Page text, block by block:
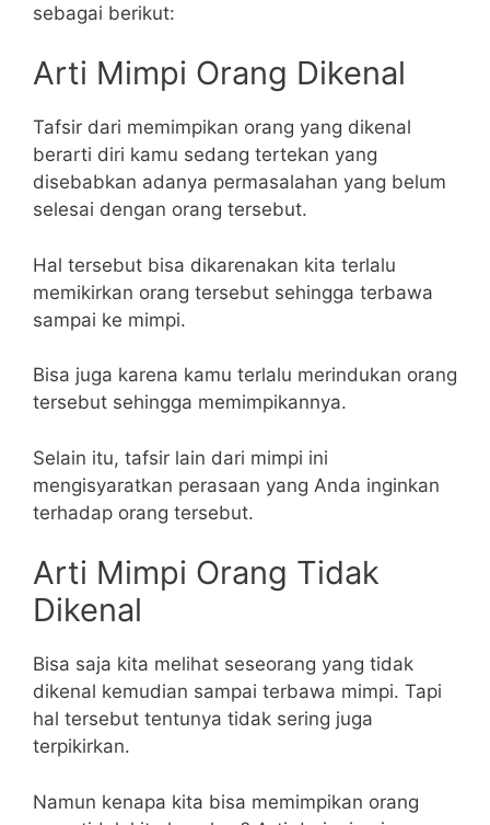
sebagai berikut:
Arti Mimpi Orang Dikenal
Tafsir dari memimpikan orang yang dikenal
berarti diri kamu sedang tertekan yang
disebabkan adanya permasalahan yang belum
selesai dengan orang tersebut.
Hal tersebut bisa dikarenakan kita terlalu
memikirkan orang tersebut sehingga terbawa
sampai ke mimpi.
Bisa juga karena kamu terlalu merindukan orang
tersebut sehingga memimpikannya.
Selain itu, tafsir lain dari mimpi ini
mengisyaratkan perasaan yang Anda inginkan
terhadap orang tersebut.
Arti Mimpi Orang Tidak
Dikenal
Bisa saja kita melihat seseorang yang tidak
dikenal kemudian sampai terbawa mimpi. Tapi
hal tersebut tentunya tidak sering juga
terpikirkan.
Namun kenapa kita bisa memimpikan orang